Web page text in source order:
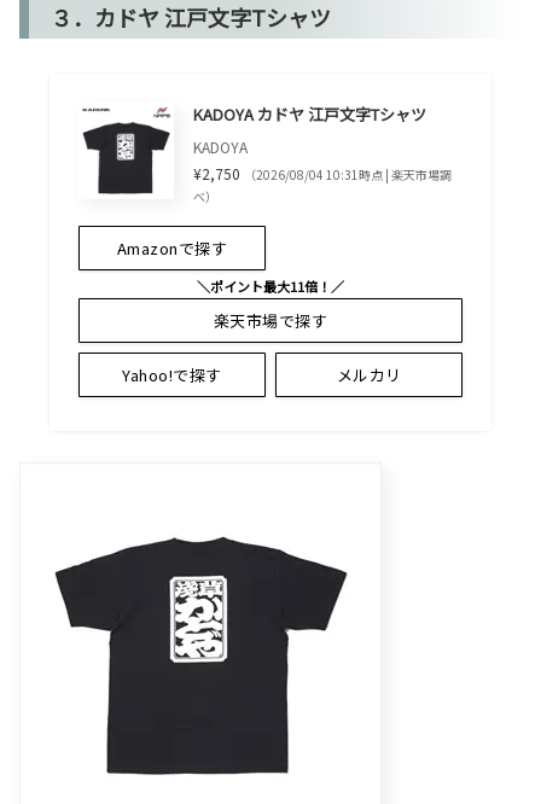
３．カドヤ 江戸文字Tシャツ
KADOYA カドヤ 江戸文字Tシャツ
KADOYA
¥2,750
（2026/08/04 10:31時点 | 楽天市場調
べ）
Amazonで探す
＼ポイント最大11倍！／
楽天市場で探す
Yahoo!で探す メルカリ